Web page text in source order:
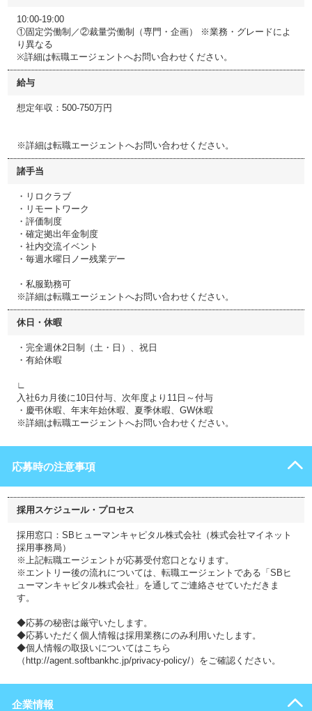
10:00-19:00
①固定労働制／②裁量労働制（専門・企画） ※業務・グレードによ
り異なる
※詳細は転職エージェントへお問い合わせください。
給与
想定年収：500-750万円
※詳細は転職エージェントへお問い合わせください。
諸手当
・リロクラブ
・リモートワーク
・評価制度
・確定拠出年金制度
・社内交流イベント
・毎週水曜日ノー残業デー
・私服勤務可
※詳細は転職エージェントへお問い合わせください。
休日・休暇
・完全週休2日制（土・日）、祝日
・有給休暇
∟
入社6カ月後に10日付与、次年度より11日～付与
・慶弔休暇、年末年始休暇、夏季休暇、GW休暇
※詳細は転職エージェントへお問い合わせください。
応募時の注意事項
採用スケジュール・プロセス
採用窓口：SBヒューマンキャピタル株式会社（株式会社マイネット
採用事務局）
※上記転職エージェントが応募受付窓口となります。
※エントリー後の流れについては、転職エージェントである「SBヒ
ューマンキャピタル株式会社」を通してご連絡させていただきま
す。
◆応募の秘密は厳守いたします。
◆応募いただく個人情報は採用業務にのみ利用いたします。
◆個人情報の取扱いについてはこちら
（http://agent.softbankhc.jp/privacy-policy/）をご確認ください。
企業情報